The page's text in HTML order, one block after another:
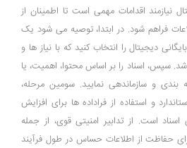
نیازمند اقدامات مهمی است تا اطمینان از
فراهم شود. در ابتدا، توصیه می ‌شود یک
دیجیتال را انتخاب کنید که با نیاز ها و
سپس، اسناد را بر اساس محتوا، اهمیت، یا
‌بندی و سازماندهی نمایید. سومین مرحله،
و استفاده از فراداده‌ ها برای افزایش
است. از تدابیر امنیتی قوی، از جمله
حفاظت از اطلاعات حساس در طول فرآیند